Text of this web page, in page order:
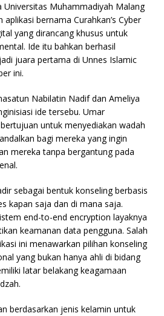
Muhammadiyah Malang
bernama Curahkan’s Cyber
yang dirancang khusus untuk
Ide itu bahkan berhasil
juara pertama di Unnes Islamic
ini.
Nabilatin Nadif dan Ameliya
ide tersebu. Umar
untuk menyediakan wadah
bagi mereka yang ingin
mereka tanpa bergantung pada
sebagai bentuk konseling berbasis
kapan saja dan di mana saja.
end-to-end encryption layaknya
keamanan data pengguna. Salah
ini menawarkan pilihan konseling
yang bukan hanya ahli di bidang
latar belakang keagamaan
berdasarkan jenis kelamin untuk